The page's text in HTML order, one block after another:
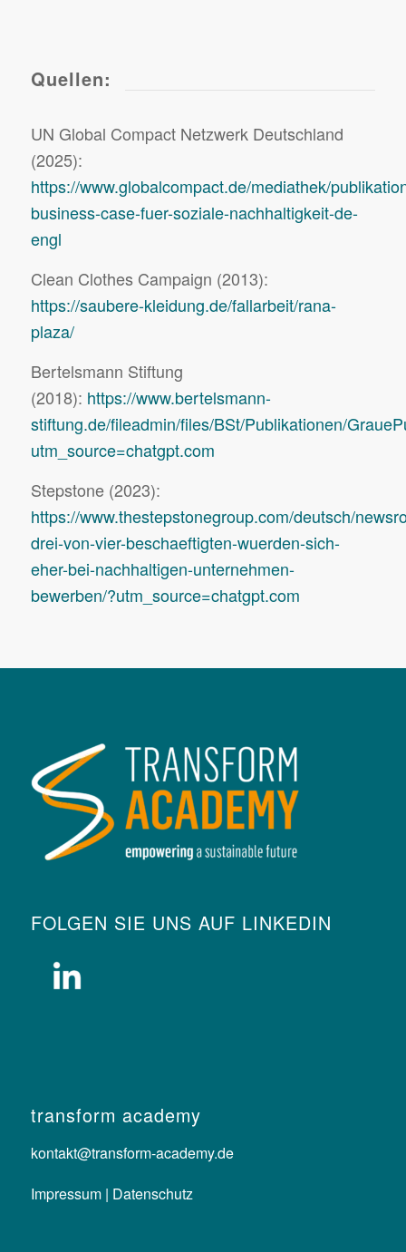
Quellen:
UN Global Compact Netzwerk Deutschland
(2025):
https://www.globalcompact.de/mediathek/
business-case-fuer-soziale-nachhaltigkeit-de-
engl
Clean Clothes Campaign (2013):
https://saubere-kleidung.de/fallarbeit/rana-
plaza/
Bertelsmann Stiftung
(2018): https://www.bertelsmann-
stiftung.de/fileadmin/files/BSt/Publikationen/
utm_source=chatgpt.com
Stepstone (2023):
https://www.thestepstonegroup.com/deutsch/
drei-von-vier-beschaeftigten-wuerden-sich-
eher-bei-nachhaltigen-unternehmen-
bewerben/?utm_source=chatgpt.com
FOLGEN SIE UNS AUF LINKEDIN
transform academy
kontakt@transform-academy.de
Impressum | Datenschutz